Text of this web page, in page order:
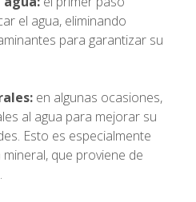
el agua, eliminando
para garantizar su
en algunas ocasiones,
al agua para mejorar su
Esto es especialmente
que proviene de